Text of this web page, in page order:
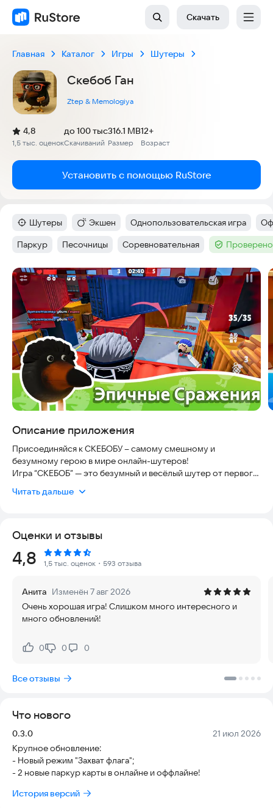
Скачать
Главная Каталог Игры Шутеры
Скебоб Ган
Ztep & Memologiya
Рейтинг:
4,8
(
1,5 тыс. оценок
)
Скачиваний
до 100 тыс
Размер
316.1 MB
Возраст
12+
Установить с помощью RuStore
Категория:
Шутеры Категория
Экшен Тег:
Однопользовательская игра Тег
Тег:
Паркур Тег:
Песочницы Тег:
Соревновательная Тег :
Скриншоты
Описание приложения
Присоединяйся к СКЕБОБУ – самому смешному и
безумному герою в мире онлайн-шутеров!
Игра “СКЕБОБ” — это безумный и весёлый шутер от первого
кастомизировать персонажа и веселиться без ограничений!
Что тебя ждёт в игре:
🎮 Онлайн бои с друзьями
Сражайся с другими игроками в мультиплеере! Используй
🤣 Смешные скины и эмоции
Одевай СКЕБОБА как хочешь — добавляй шляпы, очки, крылья
🔫 Разнообразное оружие
выбери, что тебе по душе.
От безумных арен до весёлых мини-игр — ты не заскучаешь!
Общайся с другими игроками, отправляй эмоции, танцуй и
тролль других!
⸻
Читать дальше
Оценки и отзывы
Рейтинг:
4,8 1,5 тыс. оценок ・593 отзыва
Анита Изменён 7 авг 2026
Очень хорошая игра! Слишком много интересного и
много обновлений!
Нравится:
0Не нравится:
0 0
Все отзывы
Что нового
Версия:
0.3.0 Дата:
21 июл 2026
Крупное обновление:
- Новый режим "Захват флага";
- 2 новые паркур карты в онлайне и оффлайне!
История версий